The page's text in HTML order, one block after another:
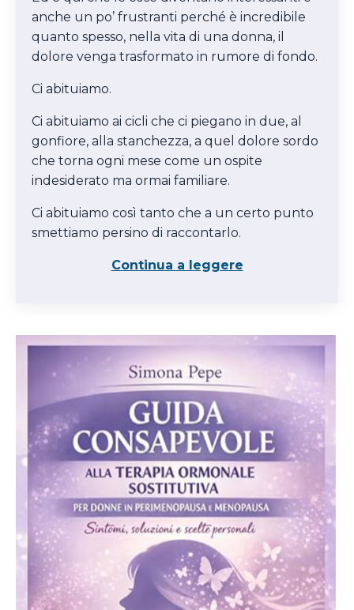
anche un po’ frustranti perché è incredibile
quanto spesso, nella vita di una donna, il
dolore venga trasformato in rumore di fondo.
Ci abituiamo.
Ci abituiamo ai cicli che ci piegano in due, al
gonfiore, alla stanchezza, a quel dolore sordo
che torna ogni mese come un ospite
indesiderato ma ormai familiare.
Ci abituiamo così tanto che a un certo punto
smettiamo persino di raccontarlo.
Continua a leggere